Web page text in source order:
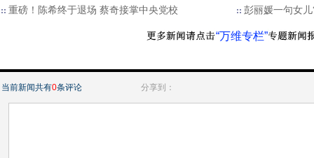
重磅！陈希终于退场 蔡奇接掌中央党校
彭丽媛一句女
“万维专栏”
当前新闻共有0条评论 分享到：